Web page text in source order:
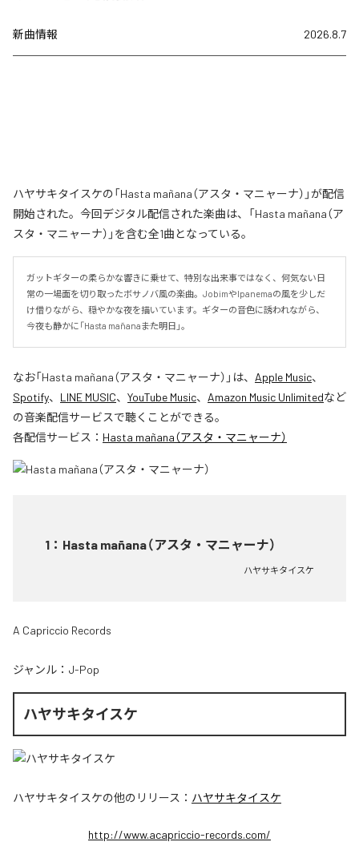
新曲情報 2026.8.7
ハヤサキタイスケの「Hasta mañana（アスタ・マニャーナ）」が配信
開始された。今回デジタル配信された楽曲は、「Hasta mañana（ア
スタ・マニャーナ）」を含む全1曲となっている。
ガットギターの柔らかな響きに乗せて、特別な出来事ではなく、何気ない日
常の一場面を切り取ったボサノバ風の楽曲。JobimやIpanemaの風を少しだ
け借りながら、穏やかな夜を描いています。ギターの音色に誘われながら、
今夜も静かに「Hasta mañana――また明日」。
なお「Hasta mañana（アスタ・マニャーナ） 」は、 Apple Music、
Spotify、 LINE MUSIC、 YouTube Music、 Amazon Music Unlimitedなど
の音楽配信サービスで聴くことができる。
各配信サービス： Hasta mañana（アスタ・マニャーナ）
1 ： Hasta mañana（アスタ・マニャーナ）
ハヤサキタイスケ
A Capriccio Records
ジャンル： J-Pop
ハヤサキタイスケ
ハヤサキタイスケの他のリリース： ハヤサキタイスケ
http://www.acapriccio-records.com/